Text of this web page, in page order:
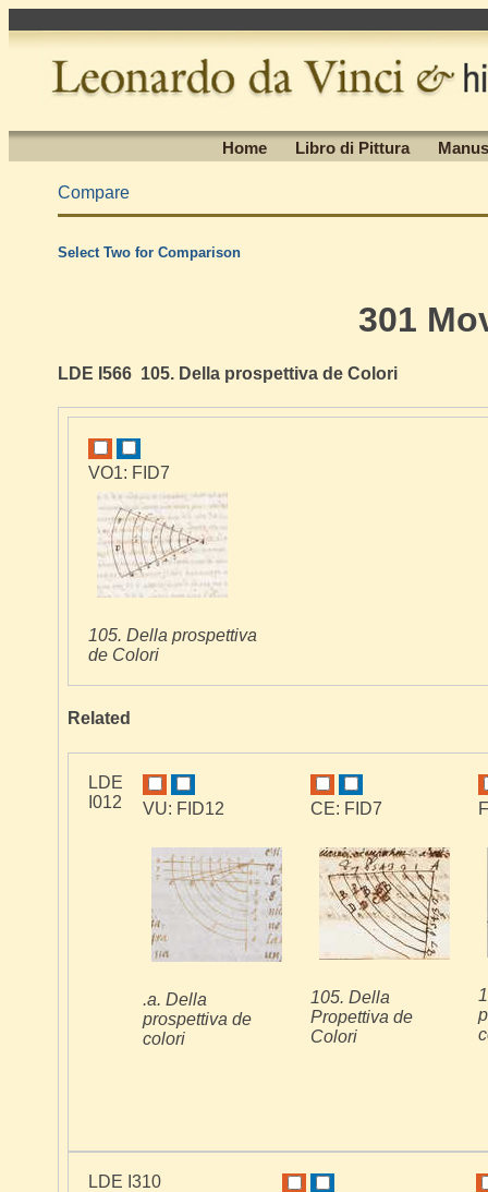
Home Libro di Pittura
Compare
Select Two for Comparison
301
LDE I566 105. Della prospettiva de Colori
VO1: FID7
105. Della prospettiva
de Colori
Related
LDE
I012
VU: FID12
.a. Della
prospettiva de
colori
CE: FID7
105. Della
Propettiva de
Colori
LDE I310